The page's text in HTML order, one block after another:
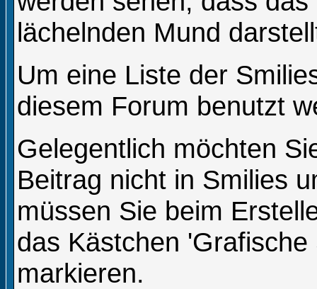
lächelnden Mund
Um eine Liste der
diesem Forum benutzt
Gelegentlich möchten
Beitrag nicht in Smilies
müssen Sie beim
das Kästchen
markieren.